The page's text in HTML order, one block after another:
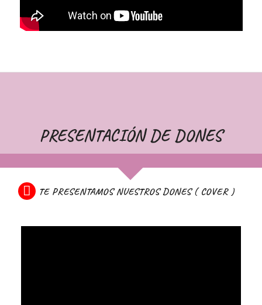
PRESENTACIÓN DE DONES
TE PRESENTAMOS NUESTROS DONES ( COVER )